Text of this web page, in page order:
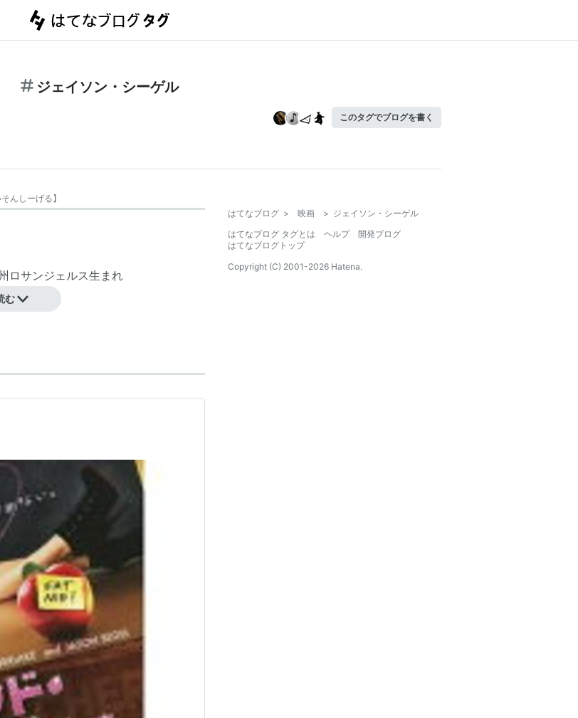
ジェイソン・シーゲル
このタグでブログを書く
そんしーげる】
ロサンジェルス生まれ
共同製作、キャラクター創作
演
） 出演
2008）＜TV＞ 出演
スト出演
スト出演
出演
む
はてなブログ > 映画 > ジェイソン・シーゲル
はてなブログ タグとは
ヘルプ
開発ブログ
はてなブログトップ
Copyright (C) 2001-2026 Hatena.